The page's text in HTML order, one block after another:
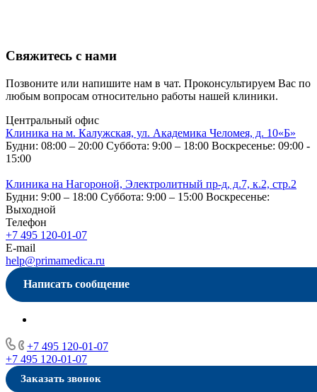
Свяжитесь с нами
Позвоните или напишите нам в чат. Проконсультируем Вас по
любым вопросам относительно работы нашей клиники.
Центральный офис
Клиника на м. Калужская, ул. Академика Челомея, д. 10«Б»
Будни: 08:00 – 20:00 Суббота: 9:00 – 18:00 Воскресенье: 09:00 -
15:00
Клиника на Нагороной, Электролитный пр-д, д.7, к.2, стр.2
Будни: 9:00 – 18:00 Суббота: 9:00 – 15:00 Воскресенье:
Выходной
Телефон
+7 495 120-01-07
E-mail
help@primamedica.ru
Написать сообщение
+7 495 120-01-07
+7 495 120-01-07
Заказать звонок